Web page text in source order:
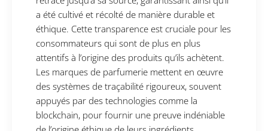
a été cultivé et récolté de manière durable et
éthique. Cette transparence est cruciale pour les
consommateurs qui sont de plus en plus
attentifs à l’origine des produits qu’ils achètent.
Les marques de parfumerie mettent en œuvre
des systèmes de traçabilité rigoureux, souvent
appuyés par des technologies comme la
blockchain, pour fournir une preuve indéniable